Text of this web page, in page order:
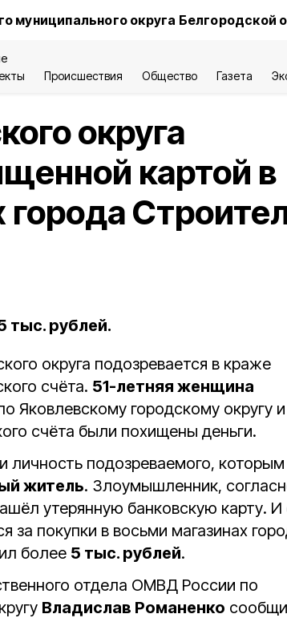
муниципального округа Белгородской
Происшествия Общество Газета
округа
картой в
города
тыс. рублей.
округа подозревается в краже
счёта. 51-летняя женщина
Яковлевскому городскому округу и
счёта были похищены деньги.
личность подозреваемого, которым
житель. Злоумышленник,
утерянную банковскую карту. И
за покупки в восьми магазинах
более 5 тыс. рублей.
отдела ОМВД России по
Владислав Романенко